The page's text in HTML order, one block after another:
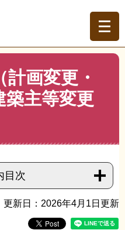
>建築指導課 >3－2 変更
築主等変更等）
画変更・
築主等変更
目次
更新日：2026年4月1日更新